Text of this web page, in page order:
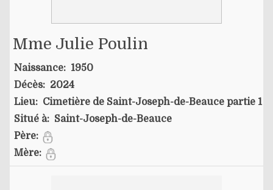
Mme Julie Poulin
Naissance: 1950
Décès: 2024
Lieu: Cimetière de Saint-Joseph-de-Beauce partie 1
Situé à: Saint-Joseph-de-Beauce
Père:
Mère: